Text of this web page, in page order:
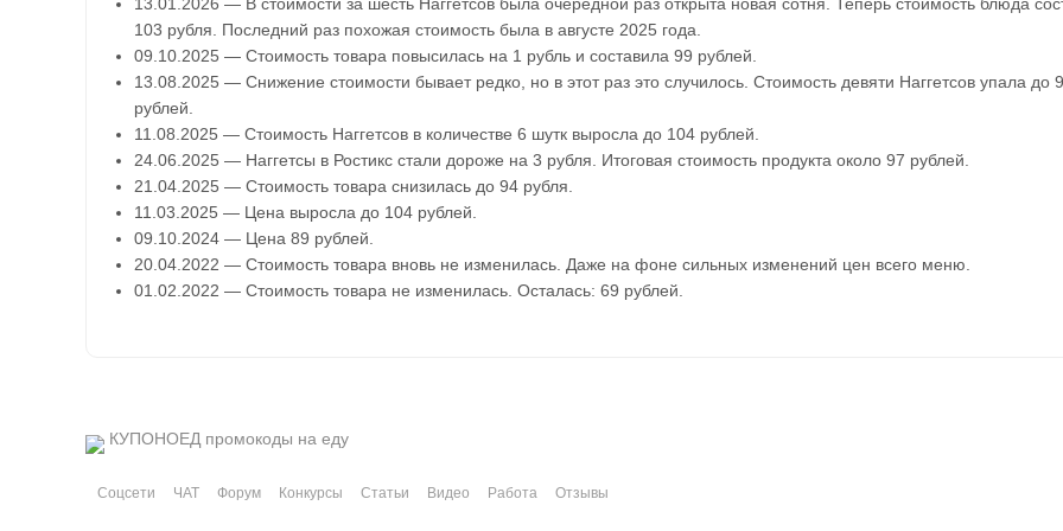
103 рубля. Последний раз похожая стоимость была в августе 2025 года.
09.10.2025 — Стоимость товара повысилась на 1 рубль и составила 99 рублей.
13.08.2025 — Снижение стоимости бывает редко, но в этот раз это случилось. Стоимость девяти Наггетсов упала до
рублей.
11.08.2025 — Стоимость Наггетсов в количестве 6 шутк выросла до 104 рублей.
24.06.2025 — Наггетсы в Ростикс стали дороже на 3 рубля. Итоговая стоимость продукта около 97 рублей.
21.04.2025 — Стоимость товара снизилась до 94 рубля.
11.03.2025 — Цена выросла до 104 рублей.
09.10.2024 — Цена 89 рублей.
20.04.2022 — Стоимость товара вновь не изменилась. Даже на фоне сильных изменений цен всего меню.
01.02.2022 — Стоимость товара не изменилась. Осталась: 69 рублей.
КУПОНОЕД промокоды на еду
Соцсети ЧАТ Форум Конкурсы Статьи Видео Работа Отзывы